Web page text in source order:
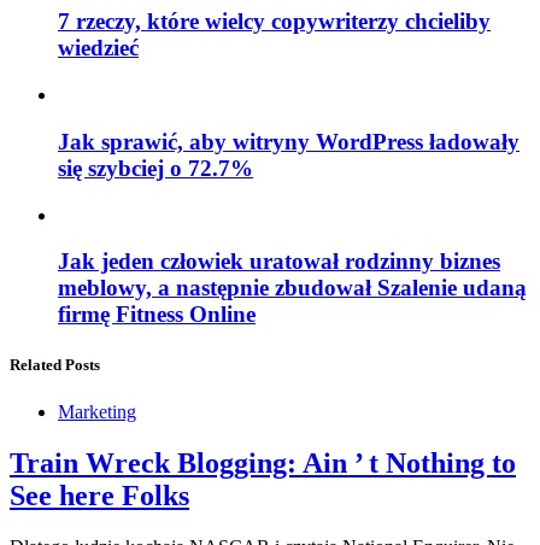
7 rzeczy, które wielcy copywriterzy chcieliby
wiedzieć
Jak sprawić, aby witryny WordPress ładowały
się szybciej o 72.7%
Jak jeden człowiek uratował rodzinny biznes
meblowy, a następnie zbudował Szalenie udaną
firmę Fitness Online
Related Posts
Marketing
Train Wreck Blogging: Ain ’ t Nothing to
See here Folks